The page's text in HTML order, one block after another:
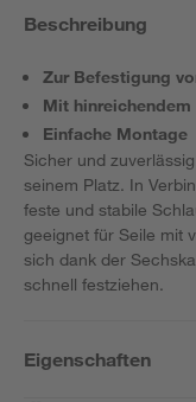
Beschreibung
Zur Befestigung
Mit
Einfache Montage
Sicher und
seinem Platz. In
feste und stabile
geeignet für Seile mit
sich dank der
schnell festziehen.
Eigenschaften